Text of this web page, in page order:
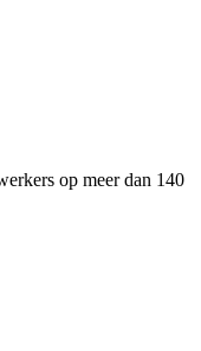
op meer dan 140